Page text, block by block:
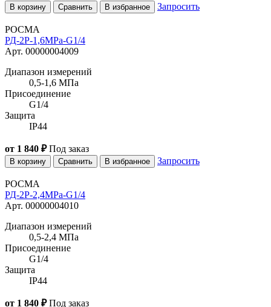
В корзину Сравнить В избранное Запросить
РОСМА
РД-2Р-1,6MPa-G1/4
Арт. 00000004009
Диапазон измерений
0,5-1,6 МПа
Присоединение
G1/4
Защита
IP44
от 1 840 ₽ Под заказ
В корзину Сравнить В избранное Запросить
РОСМА
РД-2Р-2,4MPa-G1/4
Арт. 00000004010
Диапазон измерений
0,5-2,4 МПа
Присоединение
G1/4
Защита
IP44
от 1 840 ₽ Под заказ